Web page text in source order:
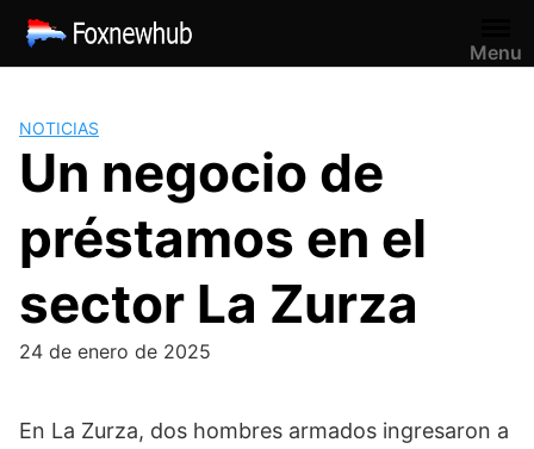
Saltar
contenido
Menu
NOTICIAS
Un negocio de
préstamos en el
sector La Zurza
24 de enero de 2025
En La Zurza, dos hombres armados ingresaron a